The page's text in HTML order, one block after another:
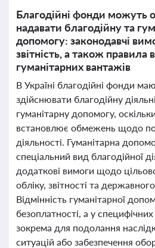
Благодійні фонди можуть
надавати благодійну та
допомогу: законодавчі
звітність, а також правила
гуманітарних вантажів
В Україні благодійні фонди
здійснювати благодійну
гуманітарну допомогу,
встановлює обмежень щодо
діяльності. Гуманітарна
спеціальний вид благодійної
додаткові вимоги щодо
обліку, звітності та
Відмінність гуманітарної
безоплатності, а у специфічних
зокрема для подолання
ситуацій або забезпечення